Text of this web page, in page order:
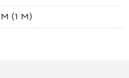
M (1 M)